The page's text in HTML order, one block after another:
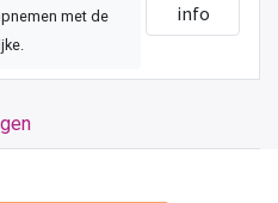
met de
info